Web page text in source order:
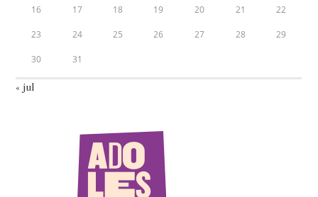
16 17 18 19 20 21 22
23 24 25 26 27 28 29
30 31
« jul